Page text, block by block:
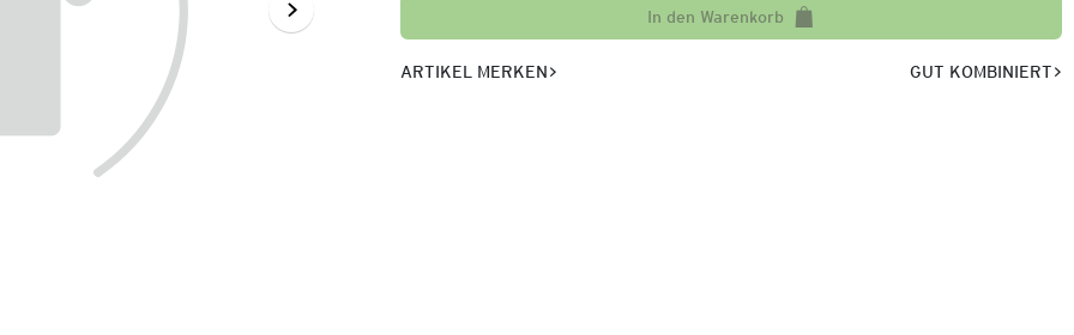
In den Warenkorb
ARTIKEL MERKEN GUT KOMBINIERT